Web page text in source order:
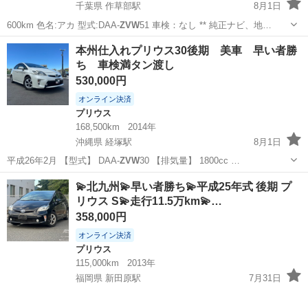
千葉県 作草部駅
8月1日
600km 色名:アカ 型式:DAA-ZVW 51 車検：なし ** 純正ナビ、地…
千葉 千葉市 作草部駅 プリウス
本州仕入れプリウス30後期 美車 早い者勝
ち 車検満タン渡し
530,000円
オンライン決済
プリウス
168,500km
2014年
沖縄県 経塚駅
8月1日
平成26年2月 【型式】 DAA-ZVW 30 【排気量】 1800cc …
沖縄 浦添市 経塚駅 プリウス 車両
💫北九州💫早い者勝ち💫平成25年式 後期 プ
リウス S💫走行11.5万km💫…
358,000円
オンライン決済
プリウス
115,000km
2013年
福岡県 新田原駅
7月31日